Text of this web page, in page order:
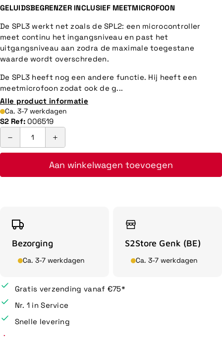
GELUIDSBEGRENZER INCLUSIEF MEETMICROFOON
De SPL3 werkt net zoals de SPL2: een microcontroller
meet continu het ingangsniveau en past het
uitgangsniveau aan zodra de maximale toegestane
waarde wordt overschreden.
De SPL3 heeft nog een andere functie. Hij heeft een
meetmicrofoon zodat ook de g...
Alle product informatie
Ca. 3-7 werkdagen
S2 Ref: 006519
Aan winkelwagen toevoegen
Bezorging
Ca. 3-7 werkdagen
S2Store Genk (BE)
Ca. 3-7 werkdagen
Gratis verzending vanaf €75*
Nr. 1 in Service
Snelle levering